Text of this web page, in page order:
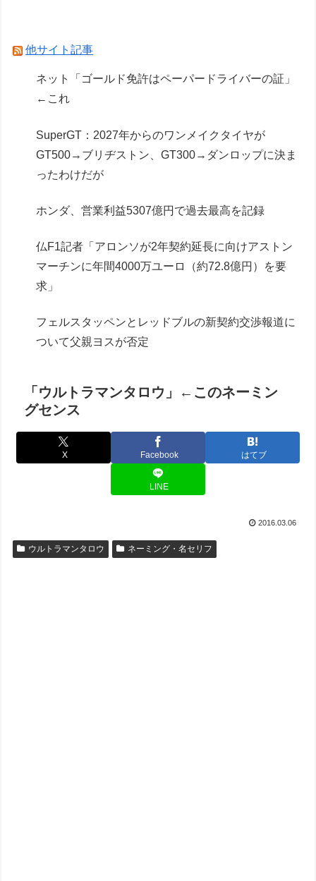
【画像】露悪アニメ化ブーム、はじまるｗｗｗｗ
ｗｗｗ
Powered by livedoor 相互RSS
他サイト記事
ネット「ゴールド免許はペーパードライバーの証」
←これ
SuperGT：2027年からのワンメイクタイヤが
GT500→ブリヂストン、GT300→ダンロップに決ま
ったわけだが
ホンダ、営業利益5307億円で過去最高を記録
仏F1記者「アロンソが2年契約延長に向けアストン
マーチンに年間4000万ユーロ（約72.8億円）を要
求」
フェルスタッペンとレッドブルの新契約交渉報道に
ついて父親ヨスが否定
「ウルトラマンタロウ」←このネーミン
グセンス
X Facebook はてブ
LINE
2016.03.06
ウルトラマンタロウ ネーミング・名セリフ